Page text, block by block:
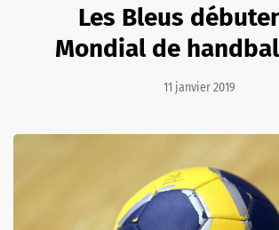
Les Bleus
Mondial de
11 janvier 2019